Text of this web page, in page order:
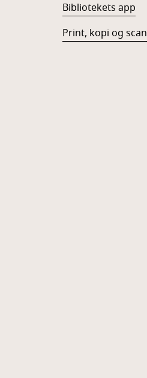
Bibliotekets app
Print, kopi og scan